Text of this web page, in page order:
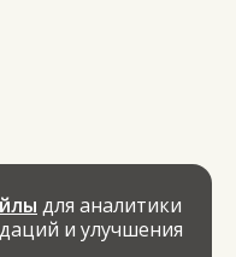
для аналитики
и улучшения